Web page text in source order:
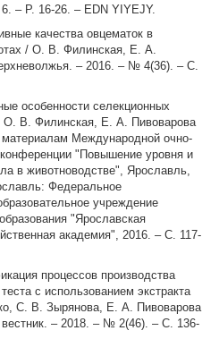
– P. 16-26. – EDN YIYEJY.
качества овцематок в
/ О. В. Филинская, Е. А.
– 2016. – № 4(36). – С.
особенности селекционных
О. В. Филинская, Е. А. Пивоварова
Международной очно-
конференции "Повышение уровня и
в животноводстве", Ярославль,
Федеральное
учреждение
"Ярославская
академия", 2016. – С. 117-
процессов производства
с использованием экстракта
С. В. Зырянова, Е. А. Пивоварова
– 2018. – № 2(46). – С. 136-